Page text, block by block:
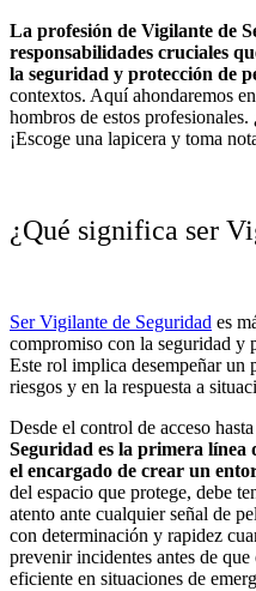
La profesión de Vigilante de
responsabilidades cruciales
la seguridad y protección de
contextos. Aquí ahondaremos
hombros de estos profesionales.
¡Escoge una lapicera y toma
¿Qué significa ser
Ser Vigilante de Seguridad es
compromiso con la seguridad y
Este rol implica desempeñar un
riesgos y en la respuesta a
Desde el control de acceso
Seguridad es la primera línea
el encargado de crear un
del espacio que protege, debe
atento ante cualquier señal de
con determinación y rapidez
prevenir incidentes antes de
eficiente en situaciones de